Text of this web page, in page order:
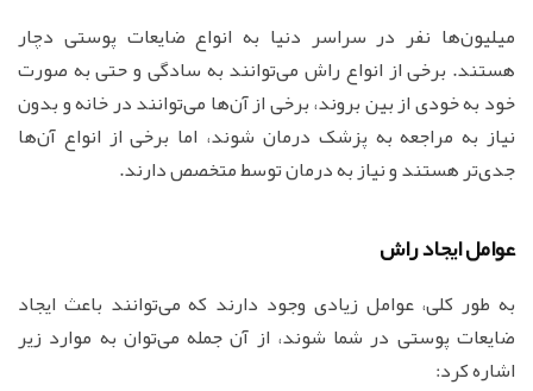
میلیون‌ها نفر در سراسر دنیا به انواع ضایعات پوستی دچار
هستند. برخی از انواع راش می‌توانند به سادگی و حتی به صورت
خود به خودی از بین بروند، برخی از آن‌ها می‌توانند در خانه و بدون
نیاز به مراجعه به پزشک درمان شوند، اما برخی از انواع آن‌ها
جدی‌تر هستند و نیاز به درمان توسط متخصص دارند.
عوامل ایجاد راش
به طور کلی، عوامل زیادی وجود دارند که می‌توانند باعث ایجاد
ضایعات پوستی در شما شوند، از آن جمله می‌توان به موارد زیر
اشاره کرد: